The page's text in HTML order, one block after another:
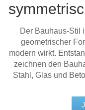
Der Bauhaus-Stil
geometrischer
modern wirkt.
zeichnen den
Stahl, Glas und
Tische & Bänke
Vitrinen
Wandboards